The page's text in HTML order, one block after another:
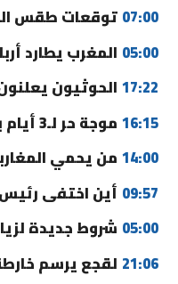
07:00 توقعات طقس
05:00 المغرب يطارد
17:22 الحوثيون
16:15 موجة حر لـ3 أيام بعدة مناطق
14:00 من يحمي
09:57 أين اختفى رئيس
05:00 شروط جديدة
21:06 لقجع يرسم